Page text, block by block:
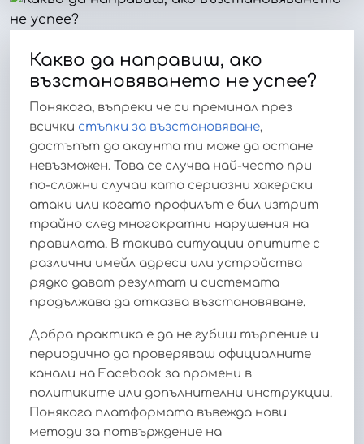
Какво да направиш, ако
възстановяването не успее?
Понякога, въпреки че си преминал през
всички стъпки за възстановяване,
достъпът до акаунта ти може да остане
невъзможен. Това се случва най-често при
по-сложни случаи като сериозни хакерски
атаки или когато профилът е бил изтрит
трайно след многократни нарушения на
правилата. В такива ситуации опитите с
различни имейл адреси или устройства
рядко дават резултат и системата
продължава да отказва възстановяване.
Добра практика е да не губиш търпение и
периодично да проверяваш официалните
канали на Facebook за промени в
политиките или допълнителни инструкции.
Понякога платформата въвежда нови
методи за потвърждение на